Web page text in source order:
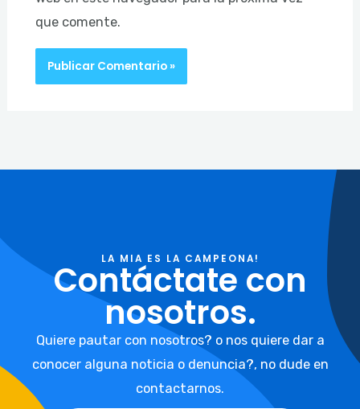
que comente.
LA MIA ES LA CAMPEONA!
Contáctate con
nosotros.
Quiere pautar con nosotros? o nos quiere dar a
conocer alguna noticia o denuncia?, no dude en
contactarnos.